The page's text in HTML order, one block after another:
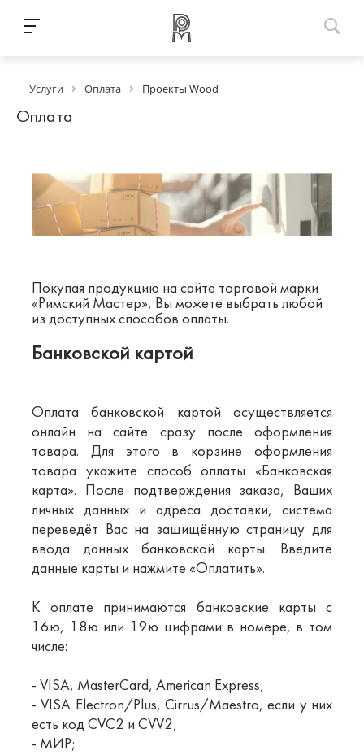
Услуги Оплата Проекты Wood
Оплата
Покупая продукцию на сайте торговой марки
«Римский Мастер», Вы можете выбрать любой
из доступных способов оплаты.
Банковской картой
Оплата банковской картой осуществляется
онлайн на сайте сразу после оформления
товара. Для этого в корзине оформления
товара укажите способ оплаты «Банковская
карта». После подтверждения заказа, Ваших
личных данных и адреса доставки, система
переведёт Вас на защищённую страницу для
ввода данных банковской карты. Введите
данные карты и нажмите «Оплатить».
К оплате принимаются банковские карты с
16ю, 18ю или 19ю цифрами в номере, в том
числе:
- VISA, MasterCard, American Express;
- VISA Electron/Plus, Cirrus/Maestro, если у них
есть код CVC2 и CVV2;
- МИР;